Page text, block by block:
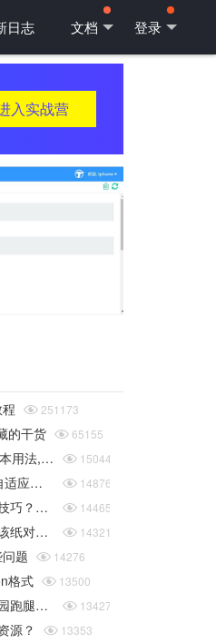
日志 文档 登录
入实战营
 251173
的干货  65155
api接口文档插件easydoc的基本用法,快速搞定接口文档 15044
父元素flex之后，子元素高度自适应问题 14876
如何收废品才能赚钱，有什么技巧？揭秘垃圾回收行业的一些规则 14465
一张纸的厚度是0.01毫米，则该纸对折30次后是多厚（据说超过珠穆朗玛峰的高度）php实现 14321
题  14276
格式  13500
校园跑腿市场目前怎么样？校园跑腿系统给学生带来了哪些便捷？ 13427
源？  13353